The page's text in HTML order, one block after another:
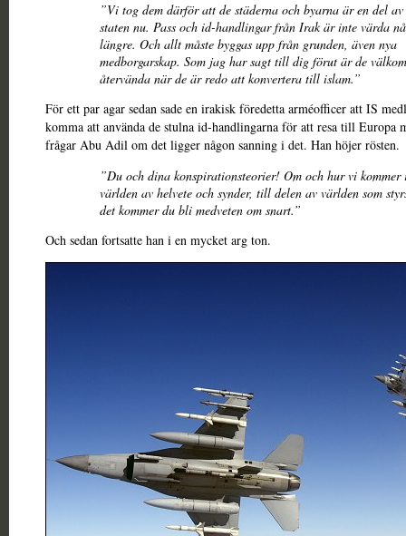
”Vi tog dem därför att de städerna och byarna är en del
staten nu. Pass och id-handlingar från Irak är inte värda
längre. Och allt måste byggas upp från grunden, även nya
medborgarskap. Som jag har sagt till dig förut är de
återvända när de är redo att konvertera till islam.”
För ett par agar sedan sade en irakisk föredetta arméofficer att IS
komma att använda de stulna id-handlingarna för att resa till Europa
frågar Abu Adil om det ligger någon sanning i det. Han höjer rösten.
”Du och dina konspirationsteorier! Om och hur vi
världen av helvete och synder, till delen av världen som
det kommer du bli medveten om snart.”
Och sedan fortsatte han i en mycket arg ton.